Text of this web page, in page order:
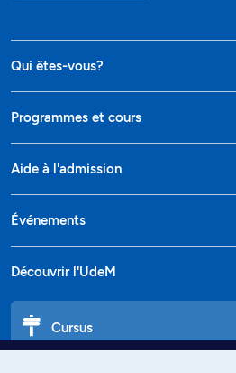
Qui êtes-vous?
Programmes et cours
Aide à l'admission
Événements
Découvrir l'UdeM
Cursus